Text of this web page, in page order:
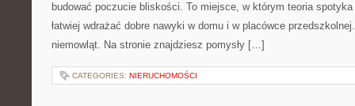
budować poczucie bliskości. To miejsce, w którym teoria
łatwiej wdrażać dobre nawyki w domu i w placówce
niemowląt. Na stronie znajdziesz pomysły […]
CATEGORIES: NIERUCHOMOŚCI